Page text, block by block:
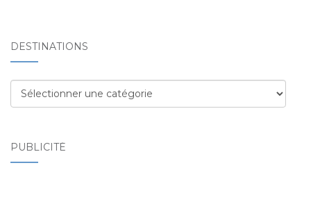
DESTINATIONS
Destinations
PUBLICITÉ